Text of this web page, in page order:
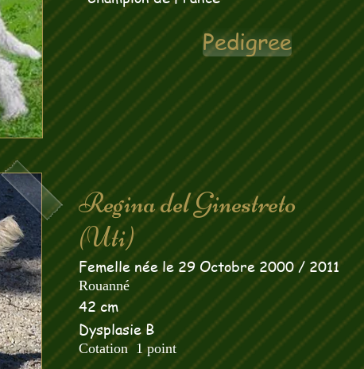
Pedigree
Regina del Ginestreto
(Uti)
Femelle née le 29 Octobre 2000 / 2011
Rouanné
42 cm
Dysplasie B
Cotation 1 point